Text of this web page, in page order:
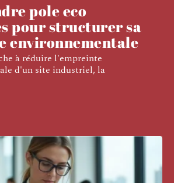
pole eco
pour structurer sa
environnementale
à réduire l'empreinte
d'un site industriel, la